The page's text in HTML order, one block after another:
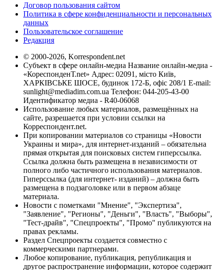
Договор пользования сайтом
Политика в сфере конфиденциальности и персональных
данных
Пользовательское соглашение
Редакция
© 2000-2026, Korrespondent.net
Субъект в сфере онлайн-медиа Название онлайн-медиа -
«КореспонденТ.net» Адрес: 02091, місто Київ,
ХАРКІВСЬКЕ ШОСЕ, будинок 172-Б, офіс 208/1 E-mail:
sunlight@mediadim.com.ua Телефон: 044-205-43-00
Идентификатор медиа - R40-06068
Использование любых материалов, размещённых на
сайте, разрешается при условии ссылки на
Корреспондент.net.
При копировании материалов со страницы «Новости
Украины и мира», для интернет-изданий – обязательна
прямая открытая для поисковых систем гиперссылка.
Ссылка должна быть размещена в независимости от
полного либо частичного использования материалов.
Гиперссылка (для интернет- изданий) – должна быть
размещена в подзаголовке или в первом абзаце
материала.
Новости с пометками "Мнение", "Экспертиза",
"Заявление", "Регионы", "Деньги", "Власть", "Выборы",
"Тест-драйв", "Спецпроекты", "Промо" публикуются на
правах рекламы.
Раздел Спецпроекты создается совместно с
коммерческими партнерами.
Любое копирование, публикация, републикация и
другое распространение информации, которое содержит